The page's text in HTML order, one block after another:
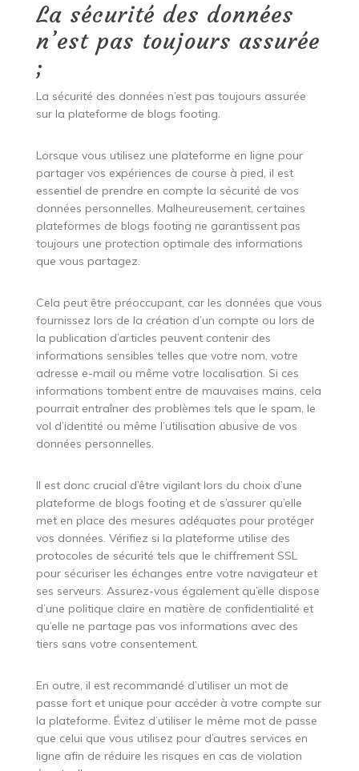
La sécurité des données
n’est pas toujours assurée
;
La sécurité des données n’est pas toujours assurée
sur la plateforme de blogs footing.
Lorsque vous utilisez une plateforme en ligne pour
partager vos expériences de course à pied, il est
essentiel de prendre en compte la sécurité de vos
données personnelles. Malheureusement, certaines
plateformes de blogs footing ne garantissent pas
toujours une protection optimale des informations
que vous partagez.
Cela peut être préoccupant, car les données que vous
fournissez lors de la création d’un compte ou lors de
la publication d’articles peuvent contenir des
informations sensibles telles que votre nom, votre
adresse e-mail ou même votre localisation. Si ces
informations tombent entre de mauvaises mains, cela
pourrait entraîner des problèmes tels que le spam, le
vol d’identité ou même l’utilisation abusive de vos
données personnelles.
Il est donc crucial d’être vigilant lors du choix d’une
plateforme de blogs footing et de s’assurer qu’elle
met en place des mesures adéquates pour protéger
vos données. Vérifiez si la plateforme utilise des
protocoles de sécurité tels que le chiffrement SSL
pour sécuriser les échanges entre votre navigateur et
ses serveurs. Assurez-vous également qu’elle dispose
d’une politique claire en matière de confidentialité et
qu’elle ne partage pas vos informations avec des
tiers sans votre consentement.
En outre, il est recommandé d’utiliser un mot de
passe fort et unique pour accéder à votre compte sur
la plateforme. Évitez d’utiliser le même mot de passe
que celui que vous utilisez pour d’autres services en
ligne afin de réduire les risques en cas de violation